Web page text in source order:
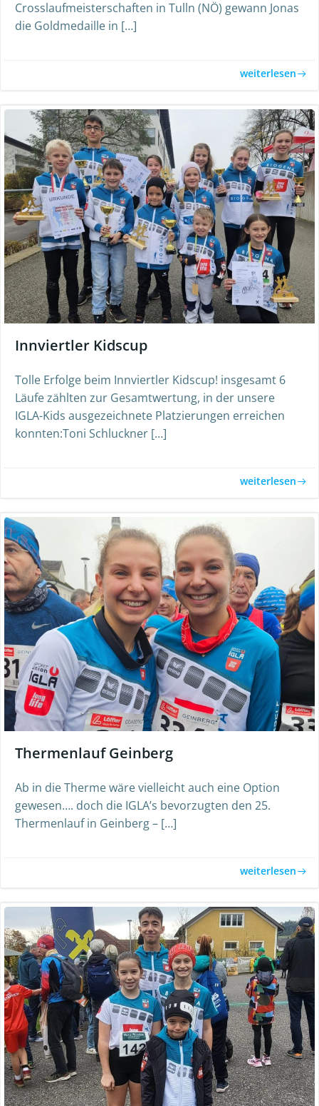
Crosslaufmeisterschaften in Tulln (NÖ) gewann Jonas
die Goldmedaille in […]
weiterlesen
Innviertler Kidscup
Tolle Erfolge beim Innviertler Kidscup! insgesamt 6
Läufe zählten zur Gesamtwertung, in der unsere
IGLA-Kids ausgezeichnete Platzierungen erreichen
konnten:Toni Schluckner […]
weiterlesen
Thermenlauf Geinberg
Ab in die Therme wäre vielleicht auch eine Option
gewesen…. doch die IGLA’s bevorzugten den 25.
Thermenlauf in Geinberg – […]
weiterlesen